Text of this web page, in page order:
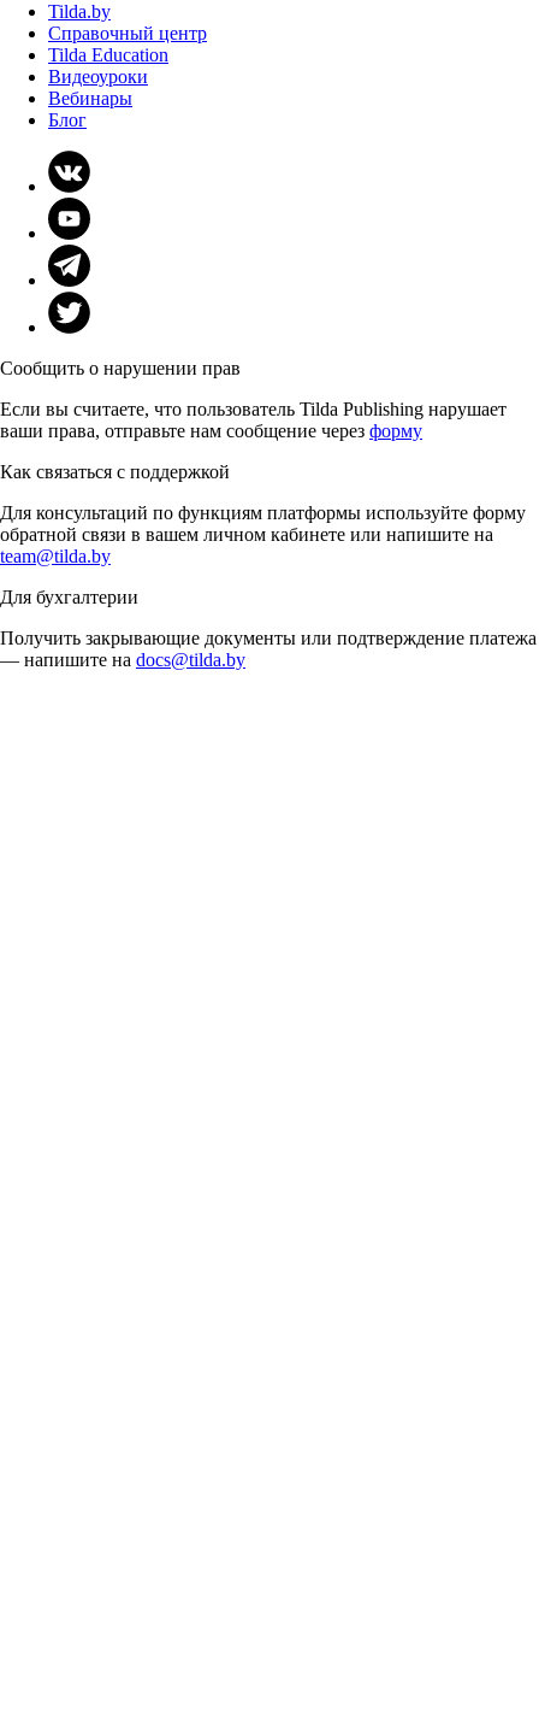
Tilda.by
Справочный центр
Tilda Education
Видеоуроки
Вебинары
Блог
Сообщить о нарушении прав
Если вы считаете, что пользователь Tilda Publishing нарушает
ваши права, отправьте нам сообщение через форму
Как связаться с поддержкой
Для консультаций по функциям платформы используйте форму
обратной связи в вашем личном кабинете или напишите на
team@tilda.by
Для бухгалтерии
Получить закрывающие документы или подтверждение платежа
— напишите на docs@tilda.by